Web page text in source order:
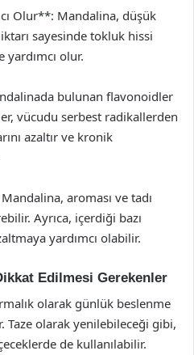
Olur**: Mandalina, düşük
sayesinde tokluk hissi
olur.
bulunan flavonoidler
vücudu serbest radikallerden
azaltır ve kronik
aroması ve tadı
Ayrıca, içerdiği bazı
yardımcı olabilir.
Edilmesi Gerekenler
olarak günlük beslenme
Taze olarak yenilebileceği gibi,
de kullanılabilir.